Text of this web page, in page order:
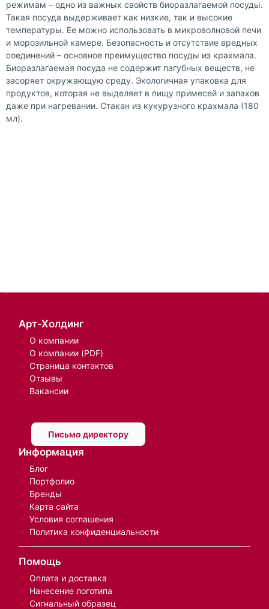
режимам – одно из важных свойств биоразлагаемой посуды.
Такая посуда выдерживает как низкие, так и высокие
температуры. Ее можно использовать в микроволновой печи
и морозильной камере. Безопасность и отсутствие вредных
соединений – основное преимущество посуды из крахмала.
Биоразлагаемая посуда не содержит пагубных веществ, не
засоряет окружающую среду. Экологичная упаковка для
продуктов, которая не выделяет в пищу примесей и запахов
даже при нагревании. Стакан из кукурузного крахмала (180
мл).
Арт-Холдинг
О компании
О компании (PDF)
Страница контактов
Отзывы
Вакансии
Письмо директору
Информация
Блог
Портфолио
Бренды
Карта сайта
Условия соглашения
Политика конфиденциальности
Помощь
Оплата и доставка
Нанесение логотипа
Сигнальный образец